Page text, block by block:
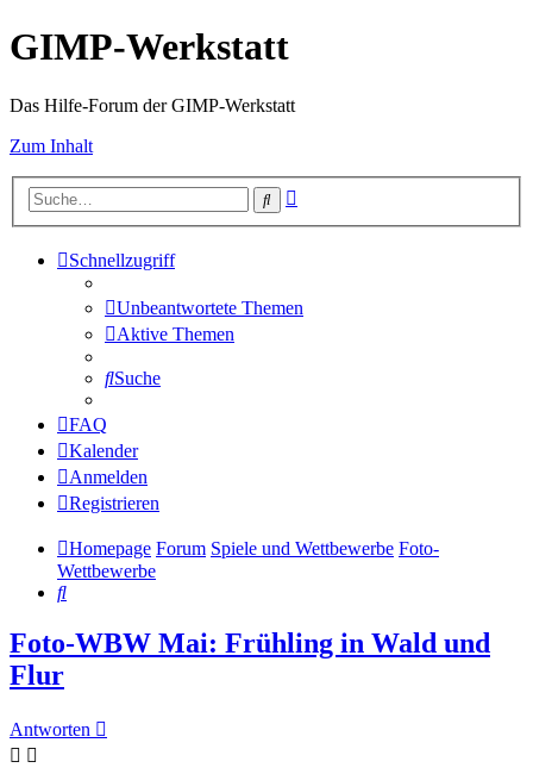
GIMP-Werkstatt
Das Hilfe-Forum der GIMP-Werkstatt
Zum Inhalt
Suche
Schnellzugriff
Unbeantwortete Themen
Aktive Themen
Suche
FAQ
Kalender
Anmelden
Registrieren
Homepage Forum Spiele und Wettbewerbe Foto-
Wettbewerbe
Suche
Foto-WBW Mai: Frühling in Wald und
Flur
Antworten